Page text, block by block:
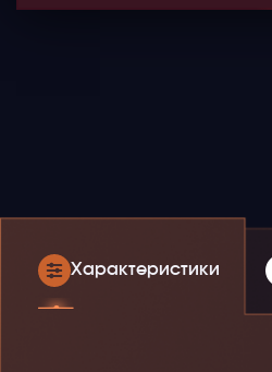
Характеристики